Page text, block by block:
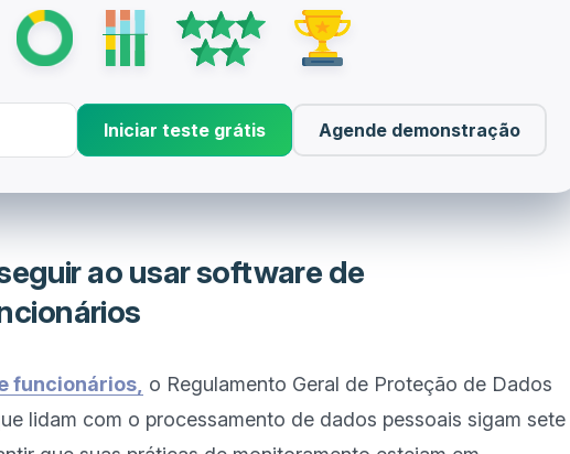
Iniciar teste grátis Agende demonstração
ao usar software de
funcionários, o Regulamento Geral de Proteção de Dados
lidam com o processamento de dados pessoais sigam sete